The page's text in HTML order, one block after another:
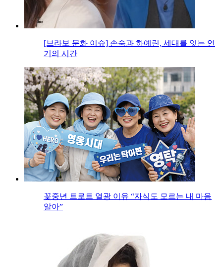
[브라보 문화 이슈] 손숙과 하예린, 세대를 잇는 연
기의 시간
꽃중년 트로트 열광 이유 “자식도 모르는 내 마음
알아”